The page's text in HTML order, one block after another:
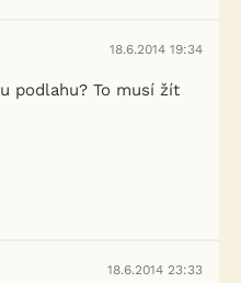
18.6.2014 19:34
podlahu? To musí žít
18.6.2014 23:33